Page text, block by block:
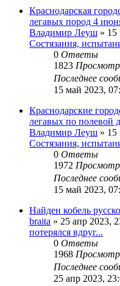
Краснодарская
легавых пород 4
Владимир Леуш » 15
Состязания,
0 Ответы
1823
Последнее
15 май 2023,
Краснодарские
легавых по полевой
Владимир Леуш » 15
Состязания,
0 Ответы
1972
Последнее
15 май 2023,
Найден кобель
braita » 25 апр 2023,
потерялся вдруг...
0 Ответы
1968
Последнее
25 апр 2023,